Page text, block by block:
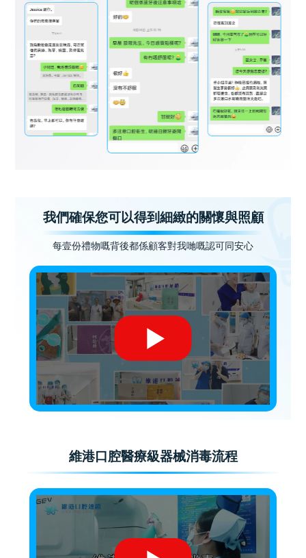
我們確保您可以得到細緻的關懷與照顧
每壹份禮物嘅背後都係顧客對我哋嘅認可同安心
維港口腔醫療級器械消毒流程